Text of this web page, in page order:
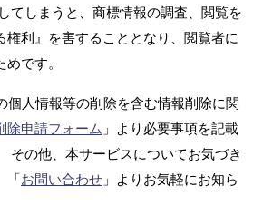
てしまうと、商標情報の調査、閲覧を
権利』を害することとなり、閲覧者に
です。
個人情報等の削除を含む情報削除に関
除申請フォーム 」より必要事項を記載
その他、本サービスについてお気づき
「お問い合わせ 」よりお気軽にお知ら